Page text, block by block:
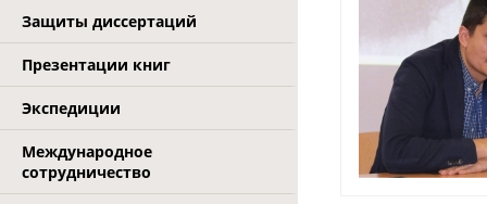
Защиты диссертаций
Презентации книг
Экспедиции
Международное
сотрудничество